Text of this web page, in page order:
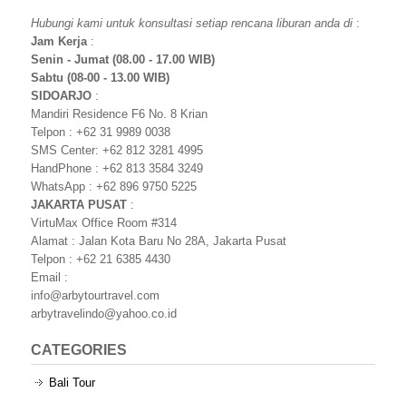
Hubungi kami untuk konsultasi setiap rencana liburan anda di :
Jam Kerja:
Senin - Jumat (08.00 - 17.00 WIB)
Sabtu (08-00 - 13.00 WIB)
SIDOARJO :
Mandiri Residence F6 No. 8 Krian
Telpon : +62 31 9989 0038
SMS Center: +62 812 3281 4995
HandPhone : +62 813 3584 3249
WhatsApp : +62 896 9750 5225
JAKARTA PUSAT :
VirtuMax Office Room #314
Alamat : Jalan Kota Baru No 28A, Jakarta Pusat
Telpon : +62 21 6385 4430
Email :
info@arbytourtravel.com
arbytravelindo@yahoo.co.id
CATEGORIES
Bali Tour